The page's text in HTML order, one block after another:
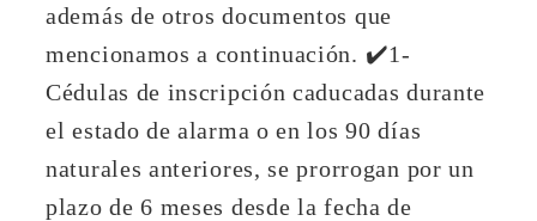
además de otros documentos que
mencionamos a continuación. ✔️1-
Cédulas de inscripción caducadas durante
el estado de alarma o en los 90 días
naturales anteriores, se prorrogan por un
plazo de 6 meses desde la fecha de